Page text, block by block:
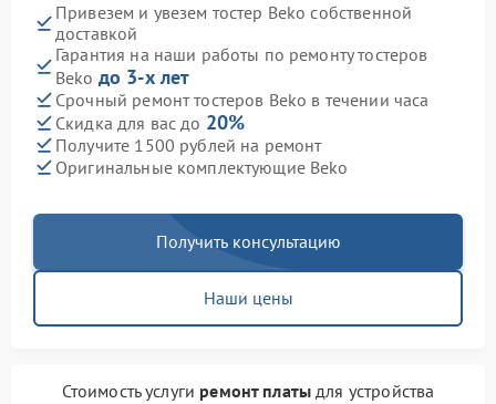
Привезем и увезем тостер Beko собственной
доставкой
Гарантия на наши работы по ремонту тостеров
Beko до 3-х лет
Срочный ремонт тостеров Beko в течении часа
Скидка для вас до 20%
Получите 1500 рублей на ремонт
Оригинальные комплектующие Beko
Получить консультацию
Наши цены
Стоимость услуги ремонт платы для устройства